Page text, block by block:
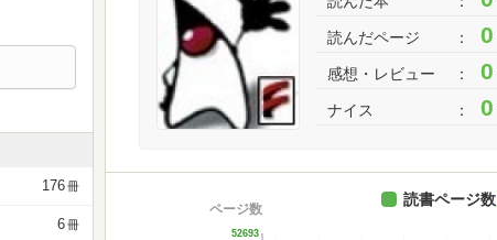
読んだページ 0
感想・レビュー 0
ナイス 0
52693
ページ数
読書ページ数
176冊
6冊